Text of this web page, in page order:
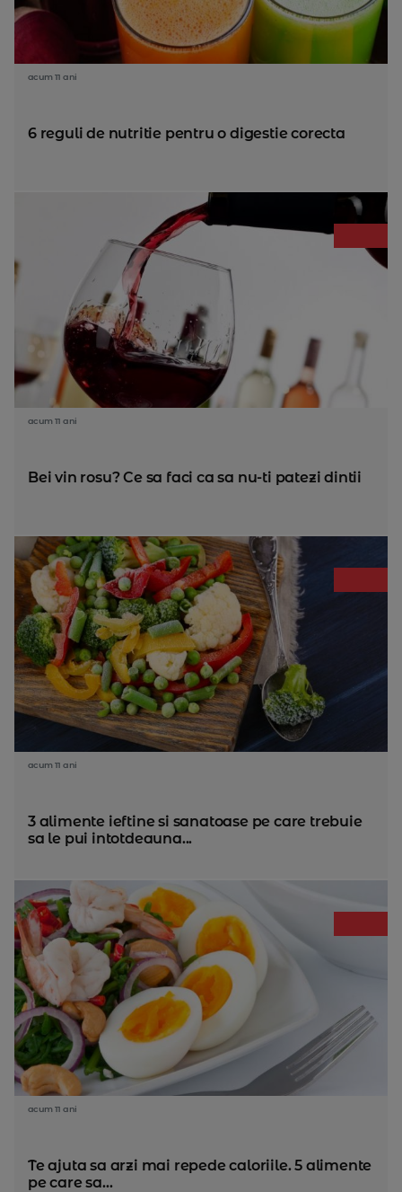
acum 11 ani
6 reguli de nutritie pentru o digestie corecta
acum 11 ani
Bei vin rosu? Ce sa faci ca sa nu-ti patezi dintii
acum 11 ani
3 alimente ieftine si sanatoase pe care trebuie
sa le pui intotdeauna...
acum 11 ani
Te ajuta sa arzi mai repede caloriile. 5 alimente
pe care sa...